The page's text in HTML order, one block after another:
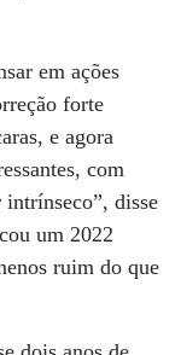
em ações
forte
e agora
com
disse
um 2022
ruim do que